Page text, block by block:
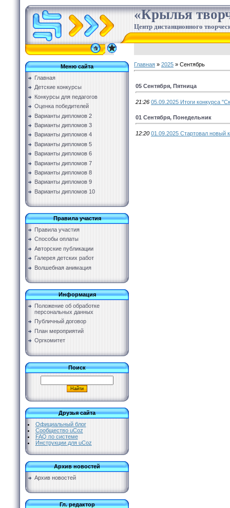
«Крылья
Центр дистанционного
Меню сайта
Главная
Детские конкурсы
Конкурсы для педагогов
Оценка победителей
Варианты дипломов 2
Варианты дипломов 3
Варианты дипломов 4
Варианты дипломов 5
Варианты дипломов 6
Варианты дипломов 7
Варианты дипломов 8
Варианты дипломов 9
Варианты дипломов 10
Правила участия
Правила участия
Способы оплаты
Авторские публикации
Галерея детских работ
Волшебная анимация
Информация
Положение об обработке
персональных данных
Публичный договор
План мероприятий
Оргкомитет
Поиск
Друзья сайта
Официальный блог
Сообщество uCoz
FAQ по системе
Инструкции для uCoz
Архив новостей
Архив новостей
Гл. редактор
Главная » 2025 » Сентябрь
05 Сентября, Пятница
21:26 05.09.2025 Итоги конкурса
01 Сентября, Понедельник
12:20 01.09.2025 Стартовал новый